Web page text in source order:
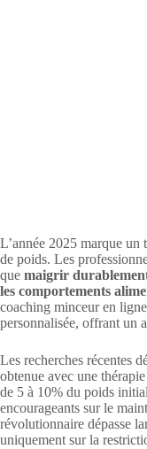
L’année 2025 marque un
de poids. Les
que maigrir
les comportements
coaching minceur en
personnalisée, offrant un
Les recherches récentes
obtenue avec une
de 5 à 10% du poids
encourageants sur le
révolutionnaire dépasse
uniquement sur la